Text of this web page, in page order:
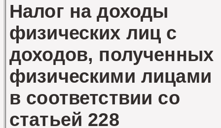
Налог на доходы
физических лиц с
доходов, полученных
физическими лицами
в соответствии со
статьей 228